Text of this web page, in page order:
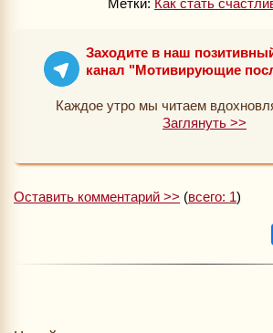
Заходите в наш
канал "Мотивирующие
Каждое утро мы читаем
Заглянуть >>
Оставить комментарий >> (всего: 1)